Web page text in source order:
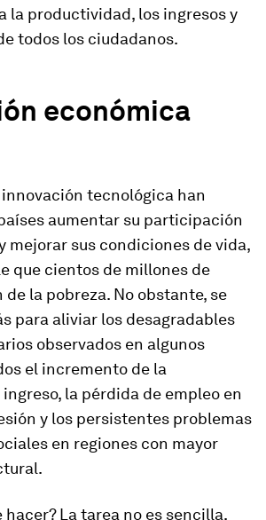
la productividad, los ingresos y
todos los ciudadanos.
económica
tecnológica han
aumentar su participación
mejorar sus condiciones de vida,
que cientos de millones de
de la pobreza. No obstante, se
para aliviar los desagradables
observados en algunos
el incremento de la
la pérdida de empleo en
y los persistentes problemas
en regiones con mayor
hacer? La tarea no es sencilla,